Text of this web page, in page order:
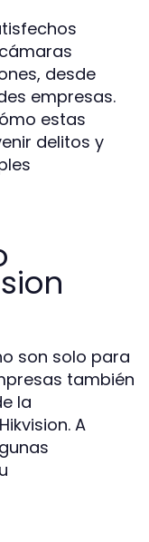
desde
empresas.
estas
delitos y
son solo para
también
la
A